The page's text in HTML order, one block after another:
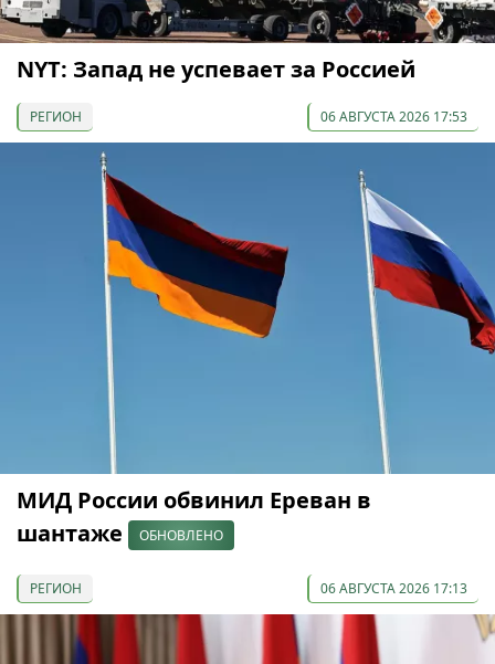
NYT: Запад не успевает за Россией
РЕГИОН 06 АВГУСТА 2026 17:53
МИД России обвинил Ереван в
шантаже
ОБНОВЛЕНО
РЕГИОН 06 АВГУСТА 2026 17:13